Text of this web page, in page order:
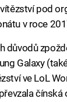
pod
v roce
důvodů
Galaxy
ve LoL
čínská